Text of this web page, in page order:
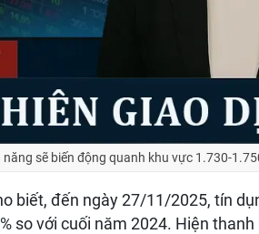
sẽ biến động quanh khu vực 1.730-
biết, đến ngày 27/11/2025, tín
so với cuối năm 2024. Hiện